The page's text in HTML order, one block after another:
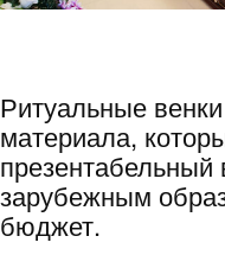
Ритуальные
материала,
зарубежным
бюджет.